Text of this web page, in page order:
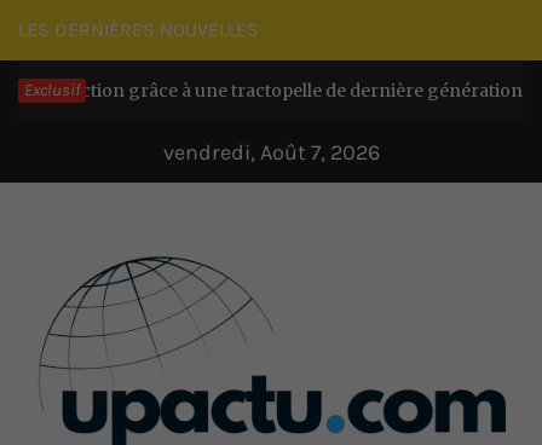
Passer
au
contenu
LES DERNIÈRES NOUVELLES
Exclusifgrâce à une tractopelle de dernière génération Il y
vendredi, Août 7, 2026